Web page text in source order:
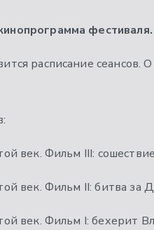
фестиваля.
расписание
век. Фильм III:
век. Фильм II: битва за
век. Фильм I: бехерит